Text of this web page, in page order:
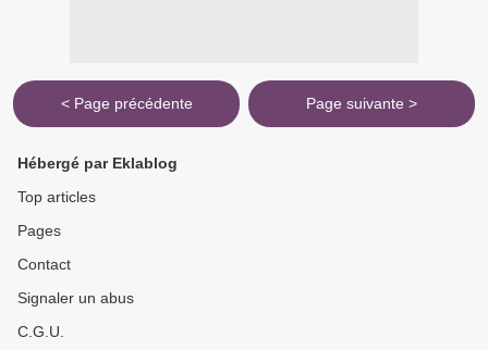
< Page précédente Page suivante >
Hébergé par Eklablog
Top articles
Pages
Contact
Signaler un abus
C.G.U.